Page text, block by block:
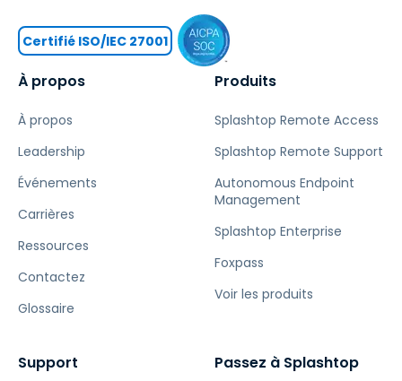
À propos
À propos
Leadership
Événements
Carrières
Ressources
Contactez
Glossaire
Produits
Splashtop Remote Access
Splashtop Remote Support
Autonomous Endpoint
Management
Splashtop Enterprise
Foxpass
Voir les produits
Support Passez à Splashtop
Certifié ISO/IEC 27001